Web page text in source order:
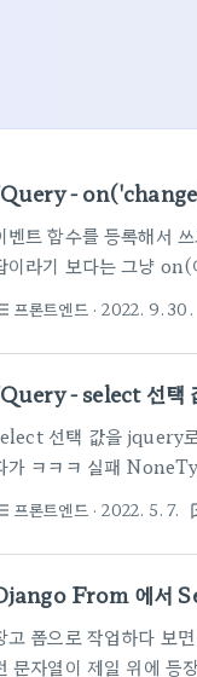
-
벤트 함수를 등록해서
이라기 보다는 그냥
click() 의 차이 JQuery
인딩할 수 있는지의
작한다. 아래 예..
프론트엔드 · 2022. 9. 30.
- select 선택
선택 값을 jquery
가 ㅋㅋㅋ 실패
https://
jQuery
the value of
프론트엔드 · 2022. 5. 7.
From 에서
고 폼으로 작업하다 보
문자열이 제일 위에 등